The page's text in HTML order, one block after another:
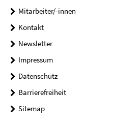
Mitarbeiter/-innen
Kontakt
Newsletter
Impressum
Datenschutz
Barrierefreiheit
Sitemap